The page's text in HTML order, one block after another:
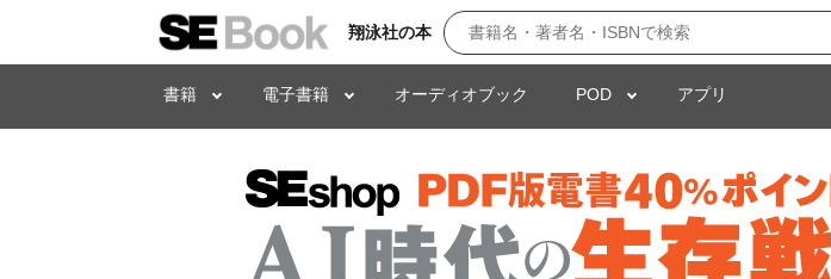
翔泳社の本
書籍 電子書籍 オーディオブック POD アプリ